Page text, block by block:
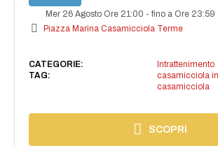
Mer 26 Agosto Ore 21:00 -fino a Ore 23:59
Piazza Marina Casamicciola Terme
CATEGORIE:
Intrattenimento
TAG:
casamicciola
casamicciola
SCOPRI